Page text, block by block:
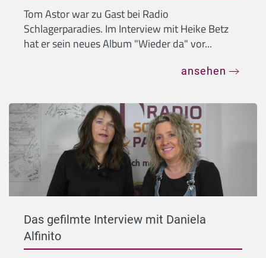
Tom Astor war zu Gast bei Radio
Schlagerparadies. Im Interview mit Heike Betz
hat er sein neues Album "Wieder da" vor...
ansehen
Das gefilmte Interview mit Daniela
Alfinito